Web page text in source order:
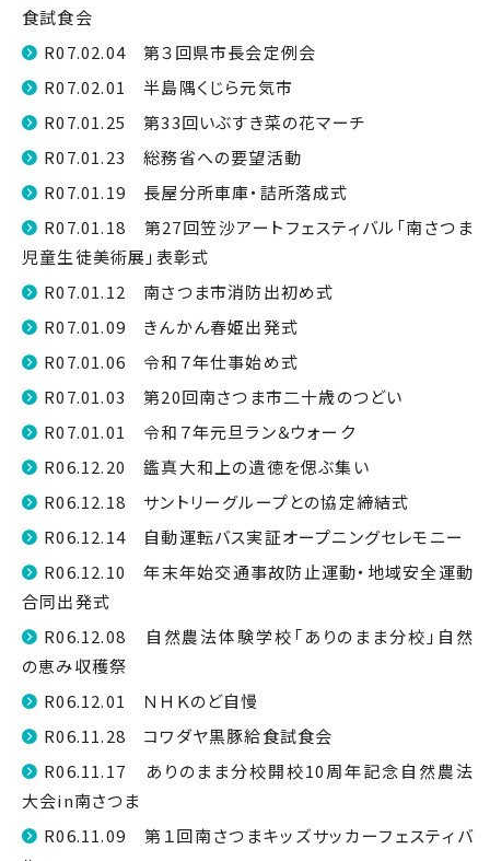
食試食会
R07.02.04 第３回県市長会定例会
R07.02.01 半島隅くじら元気市
R07.01.25 第33回いぶすき菜の花マーチ
R07.01.23 総務省への要望活動
R07.01.19 長屋分所車庫・詰所落成式
R07.01.18 第27回笠沙アートフェスティバル「南さつま
児童生徒美術展」表彰式
R07.01.12 南さつま市消防出初め式
R07.01.09 きんかん春姫出発式
R07.01.06 令和７年仕事始め式
R07.01.03 第20回南さつま市二十歳のつどい
R07.01.01 令和７年元旦ラン＆ウォーク
R06.12.20 鑑真大和上の遺徳を偲ぶ集い
R06.12.18 サントリーグループとの協定締結式
R06.12.14 自動運転バス実証オープニングセレモニー
R06.12.10 年末年始交通事故防止運動・地域安全運動
合同出発式
R06.12.08 自然農法体験学校「ありのまま分校」自然
の恵み収穫祭
R06.12.01 ＮＨＫのど自慢
R06.11.28 コワダヤ黒豚給食試食会
R06.11.17 ありのまま分校開校10周年記念自然農法
大会in南さつま
R06.11.09 第１回南さつまキッズサッカーフェスティバ